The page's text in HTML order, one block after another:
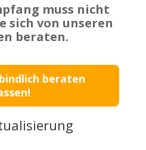
muss nicht
sich von unseren
beraten.
beraten